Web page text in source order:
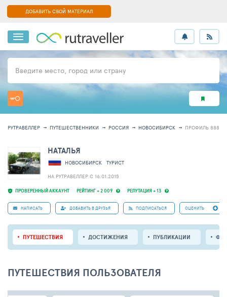
ДОБАВИТЬ СВОЙ МАТЕРИАЛ
Введите место, город или страну
РУТРАВЕЛЛЕР ПУТЕШЕСТВЕННИКИ РОССИЯ НОВОСИБИРСК ПРОФИЛЬ 888861
ПРОВЕРЕННЫЙ АККАУНТ РЕЙТИНГ + 2 009 РЕПУТАЦИЯ + 13
НАТАЛЬЯ
НОВОСИБИРСК
ТУРИСТ
НА РУТРАВЕЛЛЕР C 16.01.2015
НАПИСАТЬ ДОБАВИТЬ В ДРУЗЬЯ ПОДПИСАТЬСЯ ОЦЕНИТЬ
ПУТЕШЕСТВИЯ ДОСТИЖЕНИЯ ПУБЛИКАЦИИ
ПУТЕШЕСТВИЯ ПОЛЬЗОВАТЕЛЯ